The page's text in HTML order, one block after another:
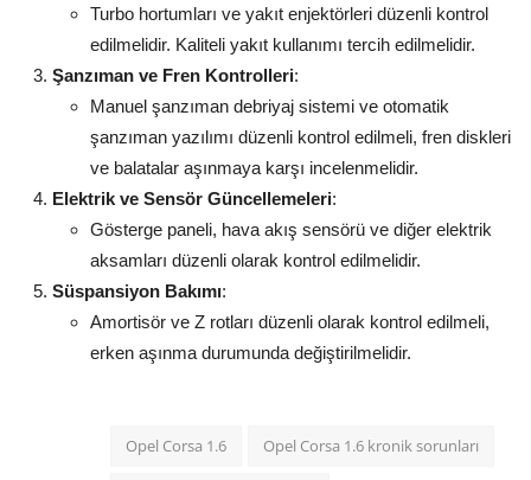
Turbo hortumları ve yakıt enjektörleri düzenli kontrol
edilmelidir. Kaliteli yakıt kullanımı tercih edilmelidir.
Şanzıman ve Fren Kontrolleri:
Manuel şanzıman debriyaj sistemi ve otomatik
şanzıman yazılımı düzenli kontrol edilmeli, fren diskleri
ve balatalar aşınmaya karşı incelenmelidir.
Elektrik ve Sensör Güncellemeleri:
Gösterge paneli, hava akış sensörü ve diğer elektrik
aksamları düzenli olarak kontrol edilmelidir.
Süspansiyon Bakımı:
Amortisör ve Z rotları düzenli olarak kontrol edilmeli,
erken aşınma durumunda değiştirilmelidir.
Opel Corsa 1.6 Opel Corsa 1.6 kronik sorunları